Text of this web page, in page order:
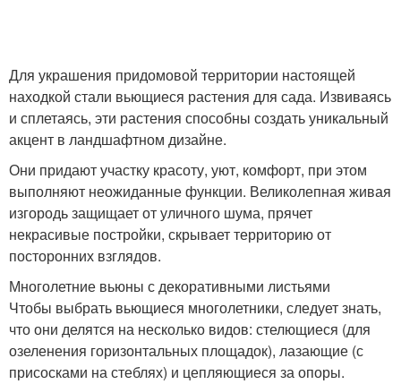
Для украшения придомовой территории настоящей
находкой стали вьющиеся растения для сада. Извиваясь
и сплетаясь, эти растения способны создать уникальный
акцент в ландшафтном дизайне.
Они придают участку красоту, уют, комфорт, при этом
выполняют неожиданные функции. Великолепная живая
изгородь защищает от уличного шума, прячет
некрасивые постройки, скрывает территорию от
посторонних взглядов.
Многолетние вьюны с декоративными листьями
Чтобы выбрать вьющиеся многолетники, следует знать,
что они делятся на несколько видов: стелющиеся (для
озеленения горизонтальных площадок), лазающие (с
присосками на стеблях) и цепляющиеся за опоры.